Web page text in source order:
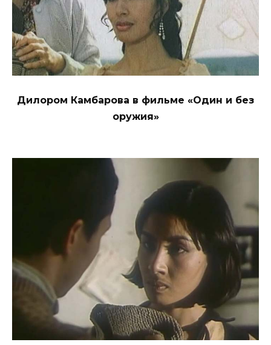
Дилором Камбарова в фильме «Один и без
оружия»